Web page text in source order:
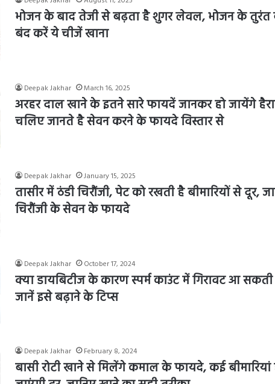
भोजन के बाद तेजी से बढ़ता है शुगर लेवल, भोजन के तुरंत
बंद करें ये चीजें खाना
Deepak Jakhar March 16, 2025
अरहर दाल खाने के इतने सारे फायदें जानकर हो जायेंगे
चलिए जानते है सेवन करने के फायदे विस्तार से
Deepak Jakhar January 15, 2025
तासीर में ठंडी चिरौंजी, पेट को रखती है बीमारियों से दूर,
चिरौंजी के सेवन के फायदे
Deepak Jakhar October 17, 2024
क्या डायबिटीज के कारण स्पर्म काउंट में गिरावट आ
जानें इसे बढ़ाने के टिप्स
Deepak Jakhar February 8, 2024
बासी रोटी खाने से मिलेंगे कमाल के फायदे, कई बीमारियां